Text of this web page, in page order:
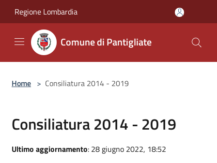
Regione Lombardia
Comune di Pantigliate
Home > Consiliatura 2014 - 2019
Consiliatura 2014 - 2019
Ultimo aggiornamento: 28 giugno 2022, 18:52